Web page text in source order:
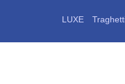
LUXE Traghetti